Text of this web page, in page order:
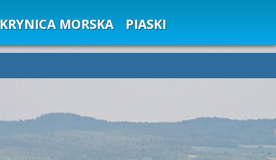
KRYNICA MORSKA PIASKI